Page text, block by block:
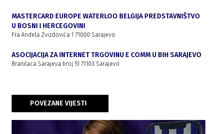
MASTERCARD EUROPE WATERLOO BELGIJA PREDSTAVNIŠTVO
U BOSNI I HERCEGOVINI
Fra Anđela Zvizdovića 1 71000 Sarajevo
ASOCIJACIJA ZA INTERNET TRGOVINU E COMM U BIH SARAJEVO
Branilaca Sarajeva broj 51 71103 Sarajevo
POVEZANE VIJESTI